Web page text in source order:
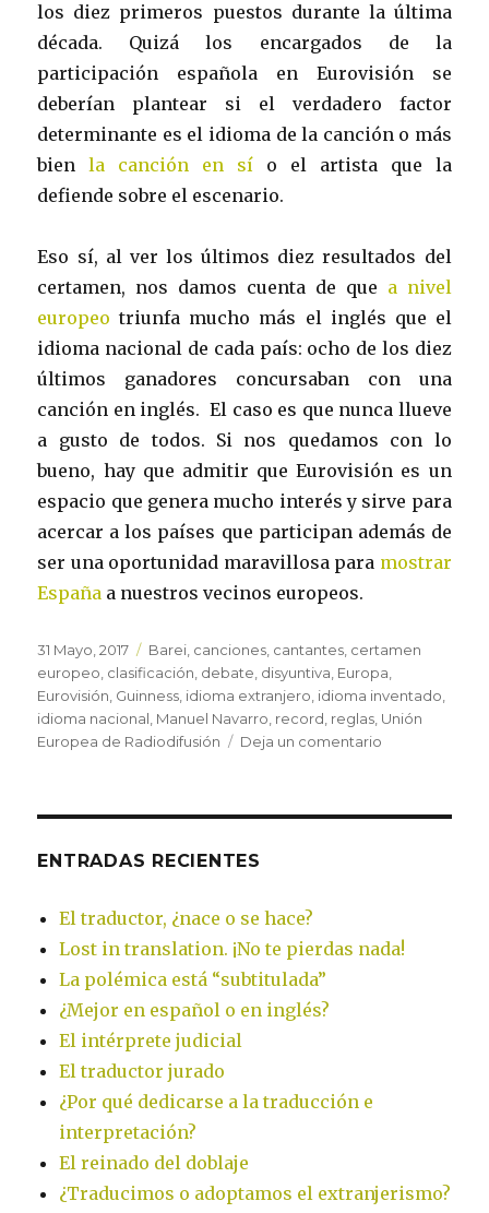
los diez primeros puestos durante la última
década. Quizá los encargados de la
participación española en Eurovisión se
deberían plantear si el verdadero factor
determinante es el idioma de la canción o más
bienla canción en sí o el artista que la
defiende sobre el escenario.
Eso sí, al ver los últimos diez resultados del
certamen, nos damos cuenta de que a nivel
europeo triunfa mucho más el inglés que el
idioma nacional de cada país: ocho de los diez
últimos ganadores concursaban con una
canción en inglés. El caso es que nunca llueve
a gusto de todos. Si nos quedamos con lo
bueno, hay que admitir que Eurovisión es un
espacio que genera mucho interés y sirve para
acercar a los países que participan además de
ser una oportunidad maravillosa para mostrar
España a nuestros vecinos europeos.
Publicado
el
31 Mayo, 2017 Etiquetas
Barei canciones cantantes certamen
europeo clasificación debate disyuntiva Europa
Eurovisión Guinness idioma extranjero idioma inventado
idioma nacional Manuel Navarro record reglas Unión
Europea de Radiodifusión
Deja un comentario
ENTRADAS RECIENTES
El traductor, ¿nace o se hace?
Lost in translation. ¡No te pierdas nada!
La polémica está “subtitulada”
¿Mejor en español o en inglés?
El intérprete judicial
El traductor jurado
¿Por qué dedicarse a la traducción e
interpretación?
El reinado del doblaje
¿Traducimos o adoptamos el extranjerismo?